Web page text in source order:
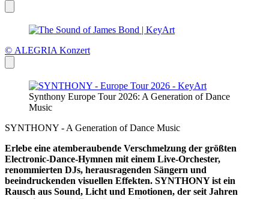
© ALEGRIA Konzert
Synthony Europe Tour 2026: A Generation of Dance
Music
SYNTHONY - A Generation of Dance Music
Erlebe eine atemberaubende Verschmelzung der größten
Electronic-Dance-Hymnen mit einem Live-Orchester,
renommierten DJs, herausragenden Sängern und
beeindruckenden visuellen Effekten. SYNTHONY ist ein
Rausch aus Sound, Licht und Emotionen, der seit Jahren